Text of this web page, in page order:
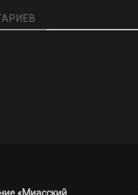
«Миасский